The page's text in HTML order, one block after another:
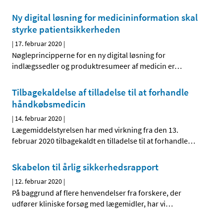
Ny digital løsning for medicininformation skal
styrke patientsikkerheden
| 17. februar 2020 |
Nøgleprincipperne for en ny digital løsning for
indlægssedler og produktresumeer af medicin er…
Tilbagekaldelse af tilladelse til at forhandle
håndkøbsmedicin
| 14. februar 2020 |
Lægemiddelstyrelsen har med virkning fra den 13.
februar 2020 tilbagekaldt en tilladelse til at forhandle…
Skabelon til årlig sikkerhedsrapport
| 12. februar 2020 |
På baggrund af flere henvendelser fra forskere, der
udfører kliniske forsøg med lægemidler, har vi…